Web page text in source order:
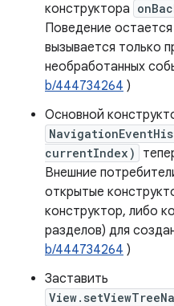
конструктора
Поведение
вызывается только
необработанных
b/444734264 )
Основной
currentIndex)
Внешние
открытые
конструктор, либо
разделов) для
b/444734264 )
Заставить